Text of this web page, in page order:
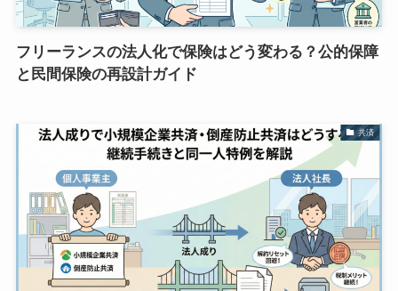
フリーランスの法人化で保険はどう変わる？公的保障
と民間保険の再設計ガイド
共済